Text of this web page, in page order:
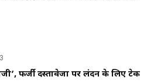
फर्जी दस्तावेजों पर लंदन के लिए टेक